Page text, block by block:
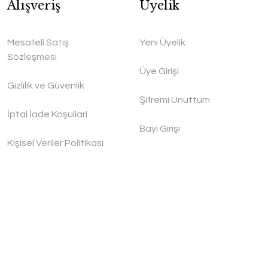
Alışveriş
Mesafeli Satış
Sözleşmesi
Gizlilik ve Güvenlik
İptal İade Koşullari
Kişisel Veriler Politikası
Üyelik
Yeni Üyelik
Üye Girişi
Şifremi Unuttum
Bayi Girişi